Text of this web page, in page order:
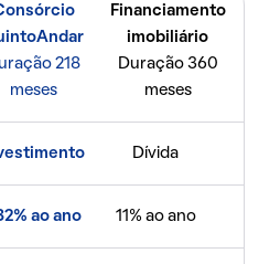
218
meses
Financiamento
imobiliário
Duração 360
meses
Dívida
ao ano 11% ao ano